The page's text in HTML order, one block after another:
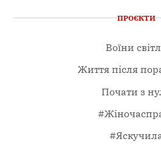
ПРОЄКТИ
Воїни
Життя після
Почати з